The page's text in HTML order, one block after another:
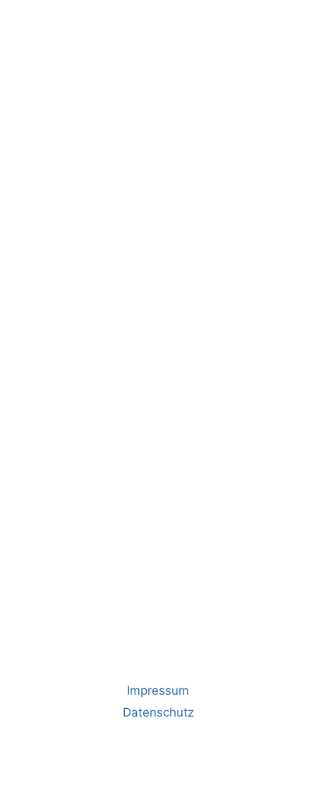
Impressum
Datenschutz